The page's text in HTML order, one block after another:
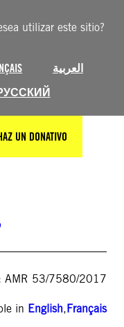
utilizar este sitio?
العربية
UN DONATIVO
AMR 53/7580/2017
in English,Français